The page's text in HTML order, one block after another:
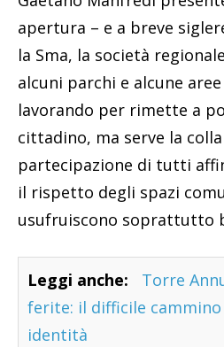
apertura – e a breve
la Sma, la società
alcuni parchi e alcune
lavorando per rimette a
cittadino, ma serve la
partecipazione di tutti
il rispetto degli spazi
usufruiscono soprattutto
Leggi anche:
Torre
ferite: il difficile cammino
identità